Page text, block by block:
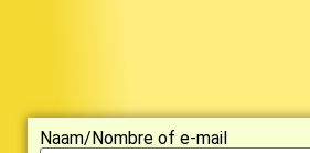
Naam/Nombre of e-mail